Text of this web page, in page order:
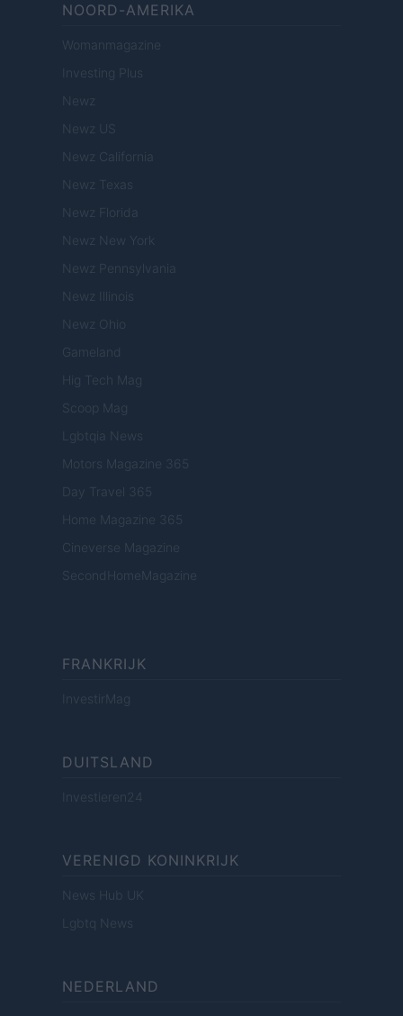
NOORD-AMERIKA
Womanmagazine
Investing Plus
Newz
Newz US
Newz California
Newz Texas
Newz Florida
Newz New York
Newz Pennsylvania
Newz Illinois
Newz Ohio
Gameland
Hig Tech Mag
Scoop Mag
Lgbtqia News
Motors Magazine 365
Day Travel 365
Home Magazine 365
Cineverse Magazine
SecondHomeMagazine
FRANKRIJK
InvestirMag
DUITSLAND
Investieren24
VERENIGD KONINKRIJK
News Hub UK
Lgbtq News
NEDERLAND